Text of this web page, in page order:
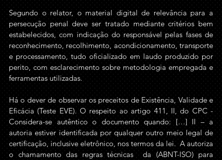
Segundo o relator, o material digital de relevância para a
persecução penal deve ser tratado mediante critérios bem
estabelecidos, com indicação do responsável pelas fases de
reconhecimento, recolhimento, acondicionamento, transporte
e processamento, tudo oficializado em laudo produzido por
perito, com esclarecimento sobre metodologia empregada e
ferramentas utilizadas.
Há o dever de observar os preceitos de Existência, Validade e
Eficácia (Teste EVE). O respeito ao artigo 411, II, do CPC -
Considera-se autêntico o documento quando: […] II – a
autoria estiver identificada por qualquer outro meio legal de
certificação, inclusive eletrônico, nos termos da lei.  A autoriza
o chamamento das regras técnicas  da (ABNT-ISO) para